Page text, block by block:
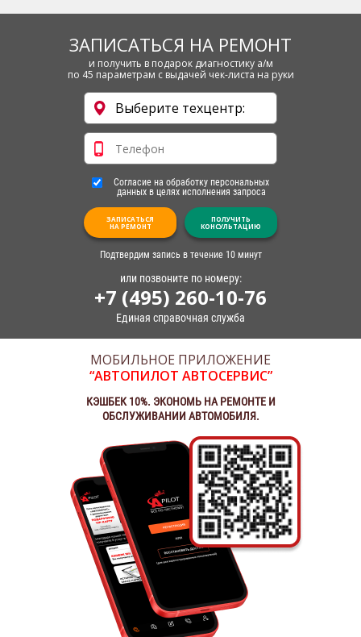
ЗАПИСАТЬСЯ НА РЕМОНТ
и получить в подарок диагностику а/м
по 45 параметрам с выдачей чек-листа на руки
Согласие на обработку персональных
данных в целях исполнения запроса
ЗАПИСАТЬСЯ
НА РЕМОНТ
ПОЛУЧИТЬ
КОНСУЛЬТАЦИЮ
Подтвердим запись в течение 10 минут
или позвоните по номеру:
+7 (495) 260-10-76
Единая справочная служба
МОБИЛЬНОЕ ПРИЛОЖЕНИЕ
“АВТОПИЛОТ АВТОСЕРВИС”
КЭШБЕК 10%. ЭКОНОМЬ НА РЕМОНТЕ И
ОБСЛУЖИВАНИИ АВТОМОБИЛЯ.